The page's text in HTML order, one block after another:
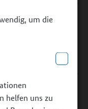
um die
helfen uns zu